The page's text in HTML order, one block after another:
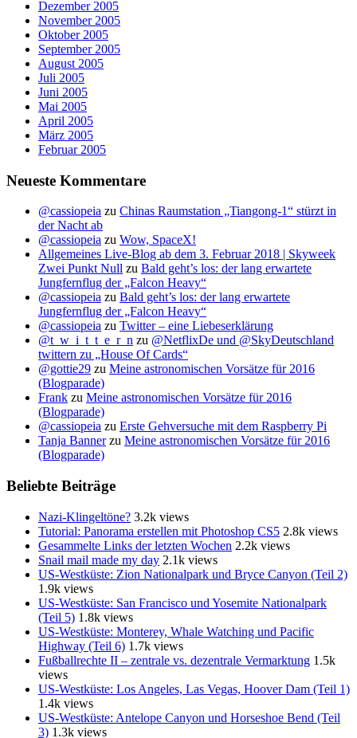
Dezember 2005
November 2005
Oktober 2005
September 2005
August 2005
Juli 2005
Juni 2005
Mai 2005
April 2005
März 2005
Februar 2005
Neueste Kommentare
@cassiopeia zu Chinas Raumstation „Tiangong-1“ stürzt in
der Nacht ab
@cassiopeia zu Wow, SpaceX!
Allgemeines Live-Blog ab dem 3. Februar 2018 | Skyweek
Zwei Punkt Null zu Bald geht’s los: der lang erwartete
Jungfernflug der „Falcon Heavy“
@cassiopeia zu Bald geht’s los: der lang erwartete
Jungfernflug der „Falcon Heavy“
@cassiopeia zu Twitter – eine Liebeserklärung
@t_w_i_t_t_e_r_n zu @NetflixDe und @SkyDeutschland
twittern zu „House Of Cards“
@gottie29 zu Meine astronomischen Vorsätze für 2016
(Blogparade)
Frank zu Meine astronomischen Vorsätze für 2016
(Blogparade)
@cassiopeia zu Erste Gehversuche mit dem Raspberry Pi
Tanja Bannerzu Meine astronomischen Vorsätze für 2016
(Blogparade)
Beliebte Beiträge
Nazi-Klingeltöne? 3.2k views
Tutorial: Panorama erstellen mit Photoshop CS5 2.8k views
Gesammelte Links der letzten Wochen 2.2k views
Snail mail made my day 2.1k views
US-Westküste: Zion Nationalpark und Bryce Canyon (Teil 2)
1.9k views
US-Westküste: San Francisco und Yosemite Nationalpark
(Teil 5) 1.8k views
US-Westküste: Monterey, Whale Watching und Pacific
Highway (Teil 6) 1.7k views
Fußballrechte II – zentrale vs. dezentrale Vermarktung 1.5k
views
US-Westküste: Los Angeles, Las Vegas, Hoover Dam (Teil 1)
1.4k views
US-Westküste: Antelope Canyon und Horseshoe Bend (Teil
3) 1.3k views